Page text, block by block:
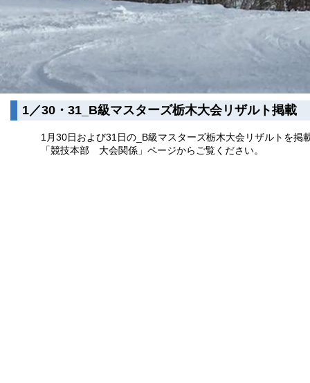
1／30・31_B級マスターズ栃木大会リザルト掲載
1月30日および31日の_B級マスターズ栃木大会リザルトを掲
「競技本部 大会関係」ページからご覧ください。